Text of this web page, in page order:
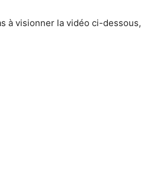
à visionner la vidéo ci-dessous,